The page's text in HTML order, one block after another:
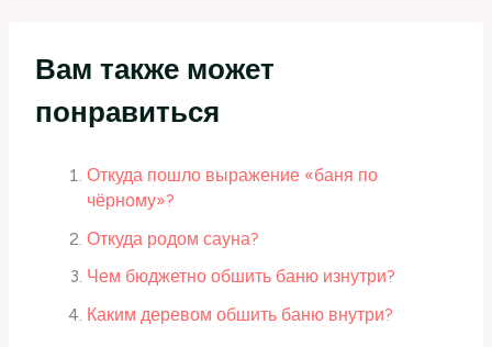
Вам также может
понравиться
Откуда пошло выражение «баня по
чёрному»?
Откуда родом сауна?
Чем бюджетно обшить баню изнутри?
Каким деревом обшить баню внутри?